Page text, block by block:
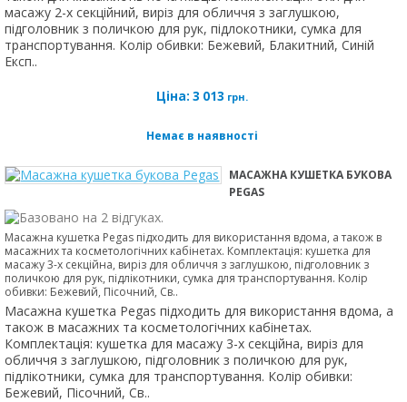
масажу 2-х секційний, виріз для обличчя з заглушкою,
підголовник з поличкою для рук, підлокотники, сумка для
транспортування. Колір обивки: Бежевий, Блакитний, Синій
Експ..
Ціна: 3 013 грн.
Немає в наявності
МАСАЖНА КУШЕТКА БУКОВА
PEGAS
Масажна кушетка Pegas підходить для використання вдома, а також в
масажних та косметологічних кабінетах. Комплектація: кушетка для
масажу 3-х секційна, виріз для обличчя з заглушкою, підголовник з
поличкою для рук, підлікотники, сумка для транспортування. Колір
обивки: Бежевий, Пісочний, Св..
Масажна кушетка Pegas підходить для використання вдома, а
також в масажних та косметологічних кабінетах.
Комплектація: кушетка для масажу 3-х секційна, виріз для
обличчя з заглушкою, підголовник з поличкою для рук,
підлікотники, сумка для транспортування. Колір обивки:
Бежевий, Пісочний, Св..